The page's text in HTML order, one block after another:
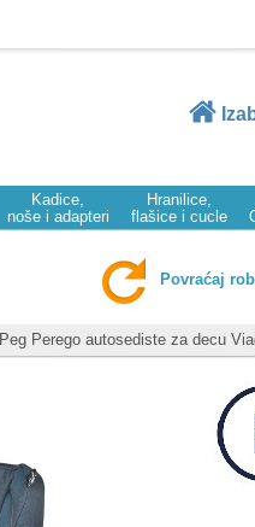
Kadice,
noše i adapteri
Hranilice,
flašice i cucle
Povraćaj
Peg Perego autosediste za decu